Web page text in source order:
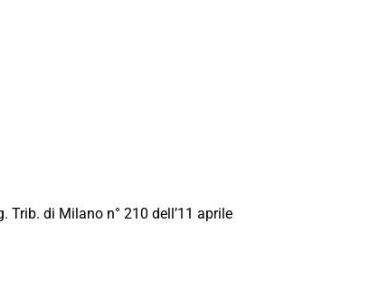
Trib. di Milano n° 210 dell’11 aprile